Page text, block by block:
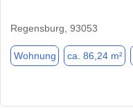
Regensburg, 93053
Wohnung ca. 86,24 m²